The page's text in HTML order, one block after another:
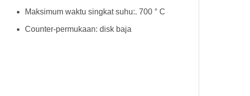
Maksimum waktu singkat suhu:. 700 ° C
Counter-permukaan: disk baja